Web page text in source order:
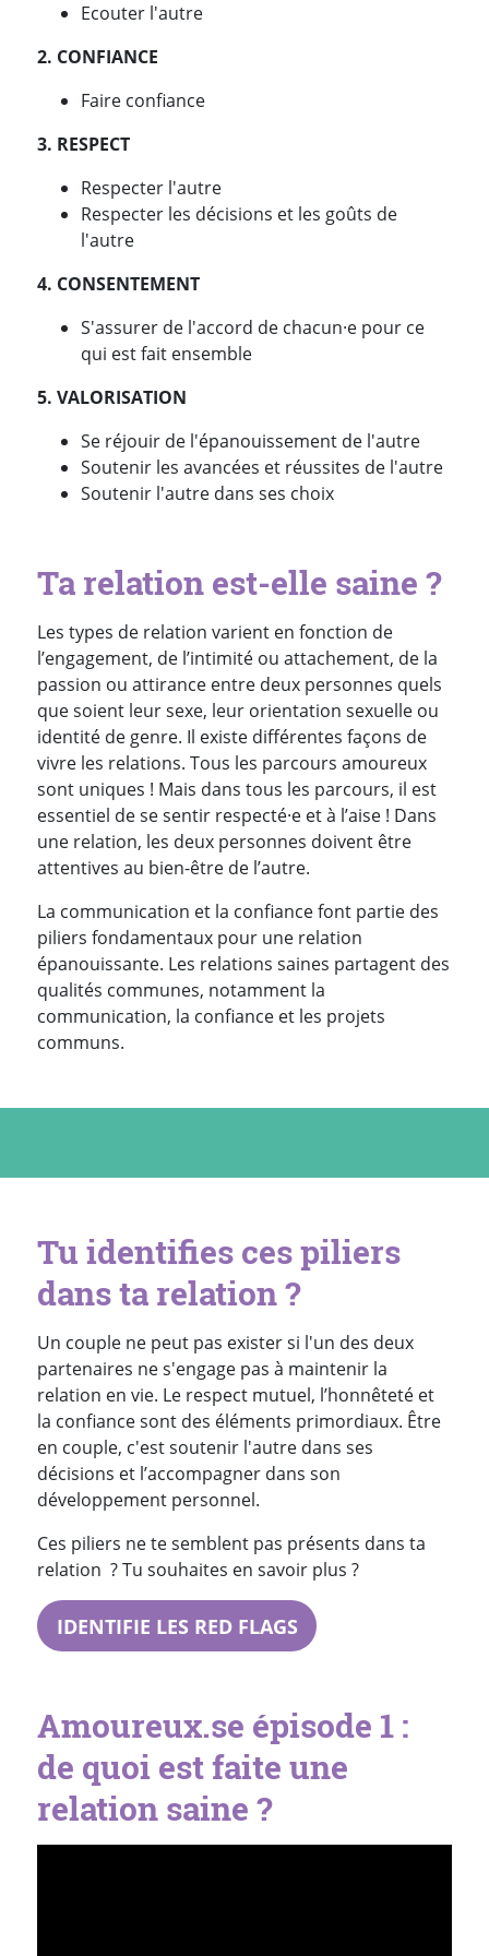
Ecouter l'autre
2. CONFIANCE
Faire confiance
3. RESPECT
Respecter l'autre
Respecter les décisions et les goûts de
l'autre
4. CONSENTEMENT
S'assurer de l'accord de chacun·e pour ce
qui est fait ensemble
5. VALORISATION
Se réjouir de l'épanouissement de l'autre
Soutenir les avancées et réussites de l'autre
Soutenir l'autre dans ses choix
Ta relation est-elle saine ?
Les types de relation varient en fonction de
l’engagement, de l’intimité ou attachement, de la
passion ou attirance entre deux personnes quels
que soient leur sexe, leur orientation sexuelle ou
identité de genre. Il existe différentes façons de
vivre les relations. Tous les parcours amoureux
sont uniques ! Mais dans tous les parcours, il est
essentiel de se sentir respecté·e et à l’aise ! Dans
une relation, les deux personnes doivent être
attentives au bien-être de l’autre.
La communication et la confiance font partie des
piliers fondamentaux pour une relation
épanouissante. Les relations saines partagent des
qualités communes, notamment la
communication, la confiance et les projets
communs.
Tu identifies ces piliers
dans ta relation ?
Un couple ne peut pas exister si l'un des deux
partenaires ne s'engage pas à maintenir la
relation en vie. Le respect mutuel, l’honnêteté et
la confiance sont des éléments primordiaux. Être
en couple, c'est soutenir l'autre dans ses
décisions et l’accompagner dans son
développement personnel.
Ces piliers ne te semblent pas présents dans ta
relation ? Tu souhaites en savoir plus ?
IDENTIFIE LES RED FLAGS
Amoureux.se épisode 1 :
de quoi est faite une
relation saine ?